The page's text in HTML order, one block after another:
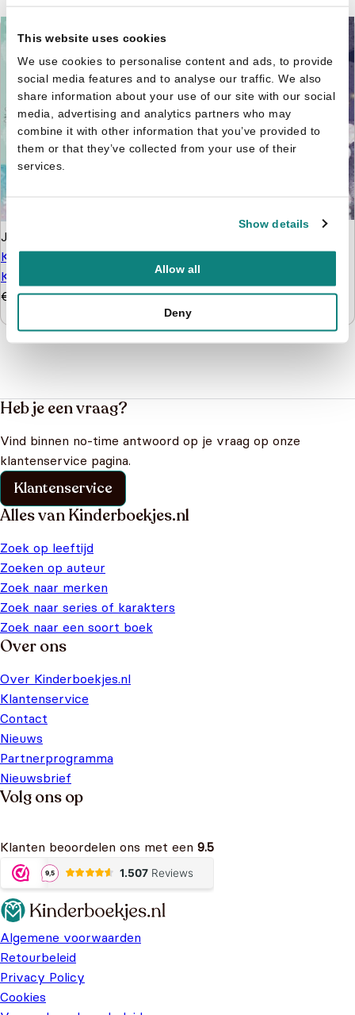
This website uses cookies
We use cookies to personalise content and ads, to provide
social media features and to analyse our traffic. We also
share information about your use of our site with our social
media, advertising and analytics partners who may
combine it with other information that you’ve provided to
them or that they’ve collected from your use of their
services.
Show details
Allow all
Deny
Job Kühlkamp
Knorrige Koning 1 - De
Knorrige Koning
€
16,50
Knorrige Koning 2 - De
Knorrige Koning knort de
ruimte in
Heb je een vraag?
Vind binnen no-time antwoord op je vraag op onze
klantenservice pagina.
Klantenservice
Alles van Kinderboekjes.nl
Zoek op leeftijd
Zoeken op auteur
Zoek naar merken
Zoek naar series of karakters
Zoek naar een soort boek
Over ons
Over Kinderboekjes.nl
Klantenservice
Contact
Nieuws
Partnerprogramma
Nieuwsbrief
Volg ons op
Klanten beoordelen ons met een 9.5
Algemene voorwaarden
Retourbeleid
Privacy Policy
Cookies